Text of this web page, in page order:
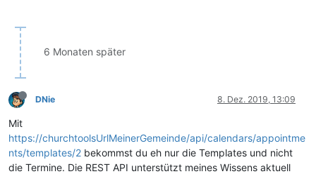
6 Monaten später
DNie 8. Dez. 2019, 13:09
Mit
https://churchtoolsUrlMeinerGemeinde/api/calendars/appointme
nts/templates/2 bekommst du eh nur die Templates und nicht
die Termine. Die REST API unterstützt meines Wissens aktuell